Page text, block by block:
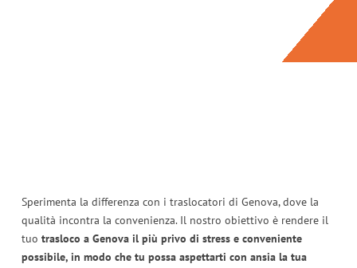
Sperimenta la differenza con i traslocatori di Genova, dove la
qualità incontra la convenienza. Il nostro obiettivo è rendere il
tuo trasloco a Genova il più privo di stress e conveniente
possibile, in modo che tu possa aspettarti con ansia la tua